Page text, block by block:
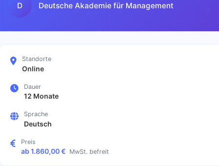
D Deutsche Akademie für Management
Standorte
Online
Dauer
12 Monate
Sprache
Deutsch
Preis
ab 1.860,00 € MwSt. befreit